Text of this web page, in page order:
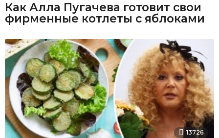
Как Алла Пугачева готовит свои
фирменные котлеты с яблоками
13726